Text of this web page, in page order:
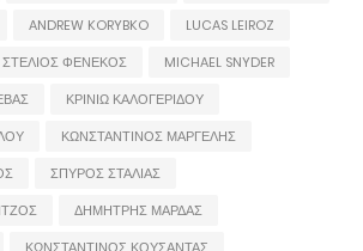
ANDREW KORYBKO
LUCAS LEIROZ
ΣΤΕΛΙΟΣ ΦΕΝΕΚΟΣ
MICHAEL SNYDER
ΚΡΙΝΙΩ ΚΑΛΟΓΕΡΙΔΟΥ
ΚΩΝΣΤΑΝΤΙΝΟΣ ΜΑΡΓΕΛΗΣ
ΣΠΥΡΟΣ ΣΤΑΛΙΑΣ
ΔΗΜΗΤΡΗΣ ΜΑΡΔΑΣ